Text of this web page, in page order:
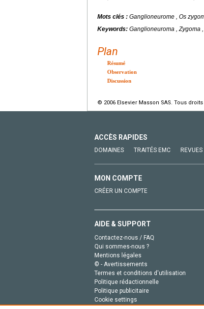
Mots clés : Ganglioneurome , Os
Keywords: Ganglioneuroma , Zygoma
Plan
Résumé
Observation
Discussion
© 2006 Elsevier Masson SAS. Tous
ACCÈS RAPIDES
DOMAINES TRAITÉS EMC REVUES
MON COMPTE
CRÉER UN COMPTE
AIDE & SUPPORT
Contactez-nous / FAQ
Qui sommes-nous ?
Mentions légales
© - Avertissements
Termes et conditions d'utilisation
Politique rédactionnelle
Politique publicitaire
Cookie settings